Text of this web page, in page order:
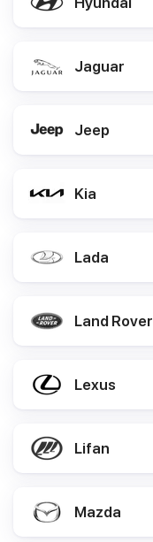
Jaguar
Jeep
Kia
Lada
Land Rover
Lexus
Lifan
Mazda